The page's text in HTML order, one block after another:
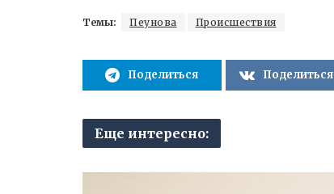
Темы: Пеунова Происшествия
Поделиться Поделиться
Еще интересно: